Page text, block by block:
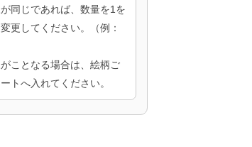
同じであれば、数量を1を
更してください。（例：
ことなる場合は、絵柄ご
トへ入れてください。